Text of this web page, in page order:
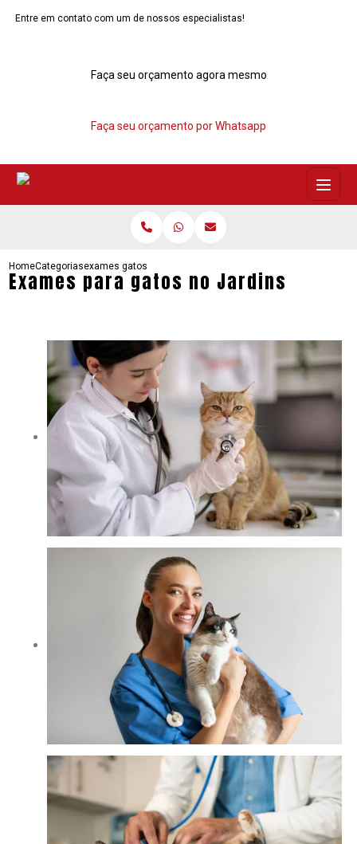
Entre em contato com um de nossos especialistas!
Faça seu orçamento agora mesmo
Faça seu orçamento por Whatsapp
HomeCategoriasexames gatos no jardins
Exames para gatos no Jardins